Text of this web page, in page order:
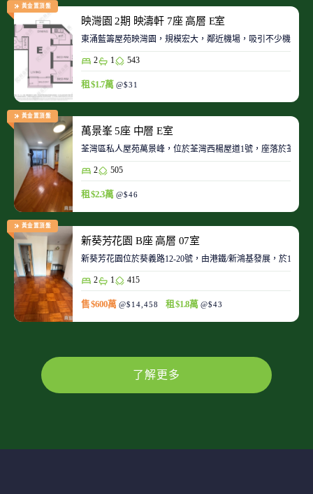
黃金置頂盤
映灣園 2期 映濤軒 7座 高層 E室
東涌藍籌屋苑映灣園，規模宏大，鄰近機場，吸引不少機師
2 1 543
租 $1.7萬 @$31
黃金置頂盤
萬景峯 5座 中層 E室
荃灣區私人屋苑萬景峰，位於荃灣西楊屋道1號，座落於荃灣
2 505
租 $2.3萬 @$46
黃金置頂盤
新葵芳花園 B座 高層 07室
新葵芳花園位於葵義路12-20號，由港鐵/新鴻基發展，於
2 1 415
售 $600萬 @$14,458 租 $1.8萬 @$43
了解更多